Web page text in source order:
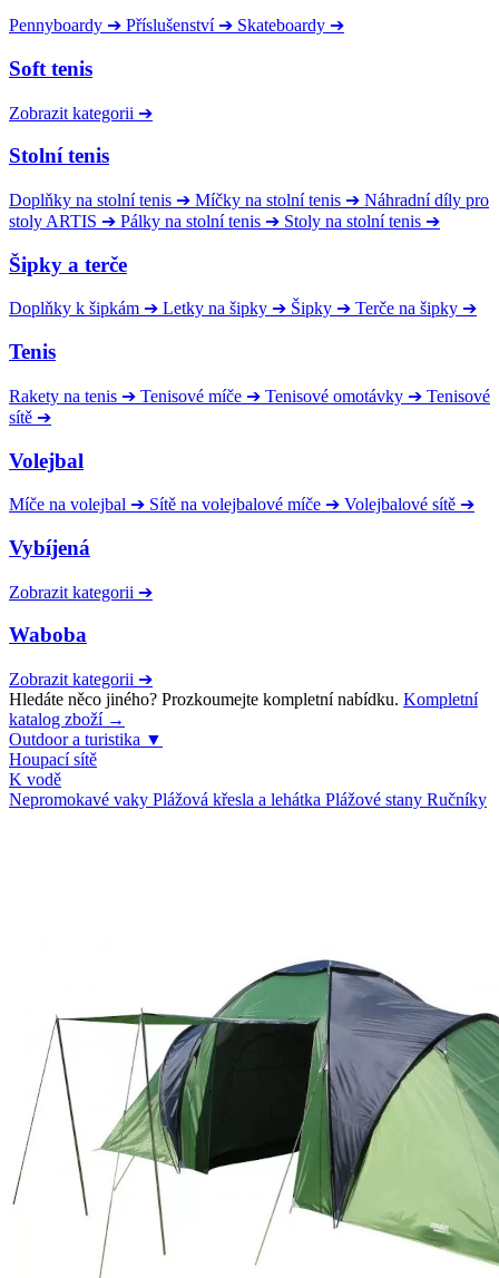
Pennyboardy ➔ Příslušenství ➔ Skateboardy ➔
Soft tenis
Zobrazit kategorii ➔
Stolní tenis
Doplňky na stolní tenis ➔ Míčky na stolní tenis ➔ Náhradní díly pro
stoly ARTIS ➔ Pálky na stolní tenis ➔ Stoly na stolní tenis ➔
Šipky a terče
Doplňky k šipkám ➔ Letky na šipky ➔ Šipky ➔ Terče na šipky ➔
Tenis
Rakety na tenis ➔ Tenisové míče ➔ Tenisové omotávky ➔ Tenisové
sítě ➔
Volejbal
Míče na volejbal ➔ Sítě na volejbalové míče ➔ Volejbalové sítě ➔
Vybíjená
Zobrazit kategorii ➔
Waboba
Zobrazit kategorii ➔
Hledáte něco jiného? Prozkoumejte kompletní nabídku. Kompletní
katalog zboží →
Outdoor a turistika ▼
Houpací sítě
K vodě
Nepromokavé vaky Plážová křesla a lehátka Plážové stany Ručníky